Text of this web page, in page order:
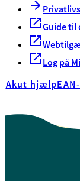
Guide til
Log på
Akut hjælp